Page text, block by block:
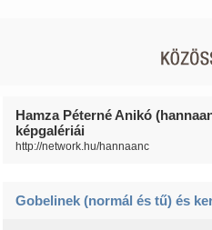
Hamza Péterné Anikó
képgalériái
http://network.hu/hannaanc
Gobelinek (normál és tű) és